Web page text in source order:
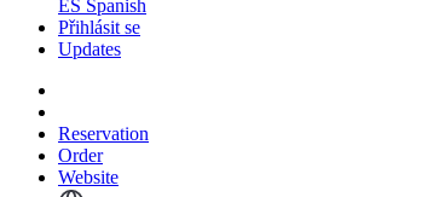
ES Spanish
Přihlásit se
Updates
Reservation
Order
Website